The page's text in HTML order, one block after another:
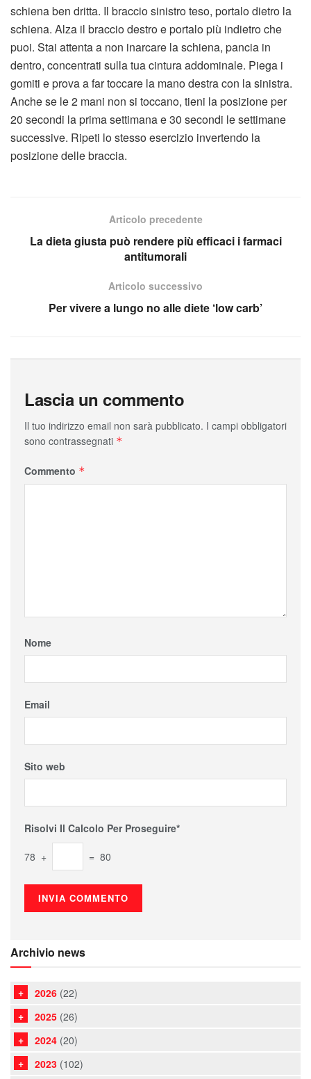
schiena ben dritta. Il braccio sinistro teso, portalo dietro la
schiena. Alza il braccio destro e portalo più indietro che
puoi. Stai attenta a non inarcare la schiena, pancia in
dentro, concentrati sulla tua cintura addominale. Piega i
gomiti e prova a far toccare la mano destra con la sinistra.
Anche se le 2 mani non si toccano, tieni la posizione per
20 secondi la prima settimana e 30 secondi le settimane
successive. Ripeti lo stesso esercizio invertendo la
posizione delle braccia.
Articolo precedente
La dieta giusta può rendere più efficaci i farmaci
antitumorali
Articolo successivo
Per vivere a lungo no alle diete ‘low carb’
Lascia un commento
Il tuo indirizzo email non sarà pubblicato. I campi obbligatori
sono contrassegnati *
Commento *
Nome
Email
Sito web
Risolvi Il Calcolo Per Proseguire*
78 + = 80
Archivio news
2026 (22)
2025 (26)
2024 (20)
2023 (102)